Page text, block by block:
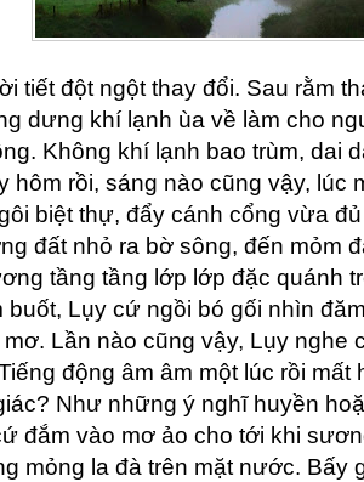
tiết đột ngột thay đổi. Sau rằm
dưng khí lạnh ùa về làm cho
Không khí lạnh bao trùm, dai
hôm rồi, sáng nào cũng vậy, lúc
biệt thự, đẩy cánh cổng vừa
đất nhỏ ra bờ sông, đến mỏm
tầng tầng lớp lớp đặc quánh
buốt, Lụy cứ ngồi bó gối nhìn
mơ. Lần nào cũng vậy, Lụy nghe
động âm âm một lúc rồi mất
Như những ý nghĩ huyền
đắm vào mơ ảo cho tới khi
mỏng la đà trên mặt nước. Bấy